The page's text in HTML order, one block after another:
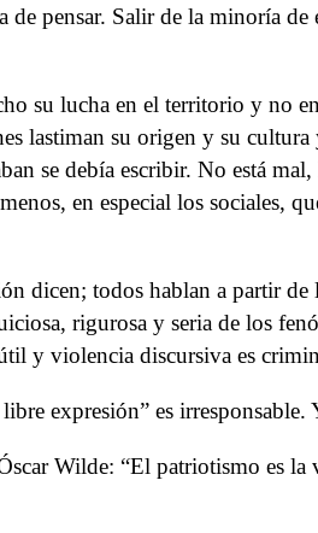
pensar. Salir de la minoría de
su lucha en el territorio y no
lastiman su origen y su cultura
se debía escribir. No está
en especial los sociales,
dicen; todos hablan a partir
rigurosa y seria de los
y violencia discursiva es
expresión” es
Wilde: “El patriotismo es la